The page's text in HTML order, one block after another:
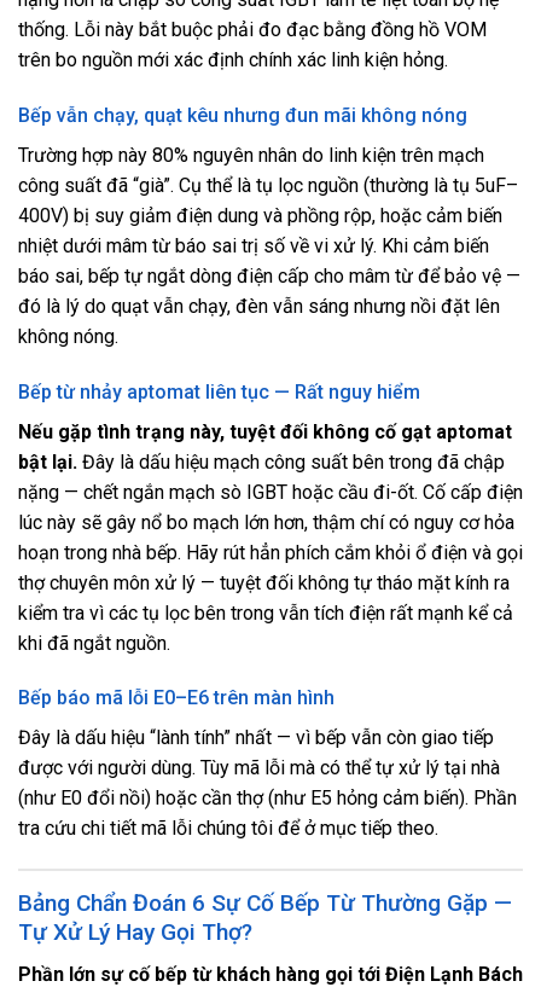
thống. Lỗi này bắt buộc phải đo đạc bằng đồng hồ VOM
trên bo nguồn mới xác định chính xác linh kiện hỏng.
Bếp vẫn chạy, quạt kêu nhưng đun mãi không nóng
Trường hợp này 80% nguyên nhân do linh kiện trên mạch
công suất đã “già”. Cụ thể là tụ lọc nguồn (thường là tụ 5uF–
400V) bị suy giảm điện dung và phồng rộp, hoặc cảm biến
nhiệt dưới mâm từ báo sai trị số về vi xử lý. Khi cảm biến
báo sai, bếp tự ngắt dòng điện cấp cho mâm từ để bảo vệ —
đó là lý do quạt vẫn chạy, đèn vẫn sáng nhưng nồi đặt lên
không nóng.
Bếp từ nhảy aptomat liên tục — Rất nguy hiểm
Nếu gặp tình trạng này, tuyệt đối không cố gạt aptomat
bật lại. Đây là dấu hiệu mạch công suất bên trong đã chập
nặng — chết ngắn mạch sò IGBT hoặc cầu đi-ốt. Cố cấp điện
lúc này sẽ gây nổ bo mạch lớn hơn, thậm chí có nguy cơ hỏa
hoạn trong nhà bếp. Hãy rút hẳn phích cắm khỏi ổ điện và gọi
thợ chuyên môn xử lý — tuyệt đối không tự tháo mặt kính ra
kiểm tra vì các tụ lọc bên trong vẫn tích điện rất mạnh kể cả
khi đã ngắt nguồn.
Bếp báo mã lỗi E0–E6 trên màn hình
Đây là dấu hiệu “lành tính” nhất — vì bếp vẫn còn giao tiếp
được với người dùng. Tùy mã lỗi mà có thể tự xử lý tại nhà
(như E0 đổi nồi) hoặc cần thợ (như E5 hỏng cảm biến). Phần
tra cứu chi tiết mã lỗi chúng tôi để ở mục tiếp theo.
Bảng Chẩn Đoán 6 Sự Cố Bếp Từ Thường Gặp —
Tự Xử Lý Hay Gọi Thợ?
Phần lớn sự cố bếp từ khách hàng gọi tới Điện Lạnh Bách